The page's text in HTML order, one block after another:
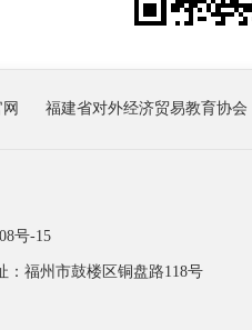
福建省对外经济贸易教育协会
号-15
：福州市鼓楼区铜盘路118号